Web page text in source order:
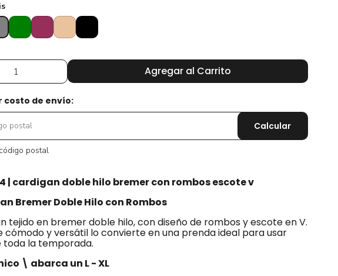
Agregar al Carrito
costo de envío:
Calcular
postal
| cardigan doble hilo bremer con rombos escote v
Bremer Doble Hilo con Rombos
tejido en bremer doble hilo, con diseño de rombos y escote en V.
cómodo y versátil lo convierte en una prenda ideal para usar
toda la temporada.
\ abarca un L - XL